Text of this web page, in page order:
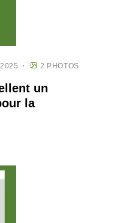
2 PHOTOS
un
la